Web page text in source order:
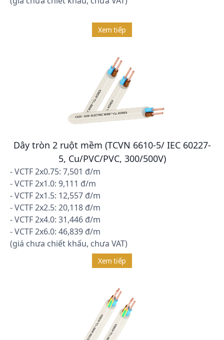
Xem tiếp
Dây tròn 2 ruột mềm (TCVN 6610-5/ IEC 60227-
5, Cu/PVC/PVC, 300/500V)
- VCTF 2x0.75: 7,501 đ/m
- VCTF 2x1.0: 9,111 đ/m
- VCTF 2x1.5: 12,557 đ/m
- VCTF 2x2.5: 20,118 đ/m
- VCTF 2x4.0: 31,446 đ/m
- VCTF 2x6.0: 46,839 đ/m
(giá chưa chiết khấu, chưa VAT)
Xem tiếp